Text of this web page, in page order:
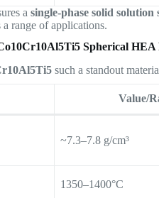
asingle-phase solid
range of applications.
Spherical HEA
such a standout
Value/
~7.3–7.8 g/cm³
1350–1400°C